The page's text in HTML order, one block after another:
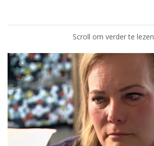
Scroll om verder te lezen